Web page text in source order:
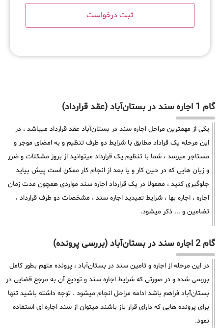
گام 1 اجاره سند در بستان‌آباد (عقد قرارداد)
یکی از مهمترین مراحل اجاره سند در بستان‌آباد عقد قرارداد میباشد ، در
این مرحله یک قراداد مطابق با شرایط دو طرف تنظیم و به امضای موجر و
مستاجر میرسد ، شما با تنظیم یک قرارداد میتوانید از بروز مشکلات و ضرر
و زیان هایی که در حین کار و یا بعد از انجام کار ممکن است پیش بیاید
جلوگیری کنید ، معمولا در یک قرارداد اجاره سند مواردی همچون مدت زمان
اجاره ، اجاره بها ، شرایط تمیدید اجاره سند ، مشخصات دو طرف قرارداد ،
تضامین و ... ذکر میشود.
گام 2 اجاره سند در بستان‌آباد (بررسی پرونده)
در این مرحله از اجاره و تامین سند در بستان‌آباد ، پرونده متهم بطور کامل
بررسی شده و در صورتی که شرایط اجاره سند و تودیع آن به مرجع قضایی در
بستان‌آباد فراهم باشد ادامه مراحل انجام میشود . توجه داشته باشید تنها
برای پرونده هایی که دارای قرار باز باشند میتوان از سند اجاره ای استفاده
نمود.